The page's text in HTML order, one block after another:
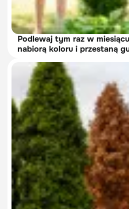
Podlewaj tym raz w
nabiorą koloru i przestaną